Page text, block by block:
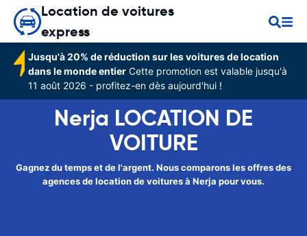
Location de voitures
express
Jusqu'à 20% de réduction sur les voitures de location
dans le monde entier Cette promotion est valable jusqu'à
11 août 2026 - profitez-en dès aujourd'hui !
Nerja LOCATION DE
VOITURE
Gagnez du temps et de l'argent. Nous comparons les offres des
agences de location de voitures à Nerja pour vous.